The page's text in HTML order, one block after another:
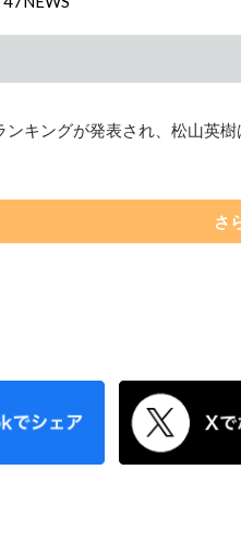
ンキングが発表され、松山英
さ